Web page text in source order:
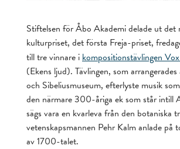
Stiftelsen för Åbo Akademi delade ut det
kulturpriset, det första Freja-priset,
till tre vinnare i kompositionstävlingen
(Ekens ljud). Tävlingen, som
och Sibeliusmuseum, efterlyste musik
den närmare 300-åriga ek som står intill
sägs vara en kvarleva från den botaniska
vetenskapsmannen Pehr Kalm anlade på
av 1700-talet.